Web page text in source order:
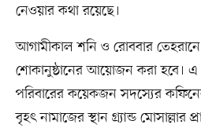
নেওয়ার কথা রয়েছে।
আগামীকাল শনি ও রোববার
শোকানুষ্ঠানের আয়োজন করা হবে।
পরিবারের কয়েকজন সদস্যের
বৃহৎ নামাজের স্থান গ্র্যান্ড মোসাল্লার